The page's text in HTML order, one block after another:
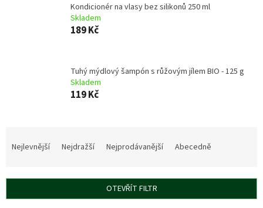
Kondicionér na vlasy bez silikonů 250 ml
Skladem
189 Kč
Tuhý mýdlový šampón s růžovým jílem BIO - 125 g
Skladem
119 Kč
í
Nejlevnější Nejdražší Nejprodávanější Abecedně
OTEVŘÍT FILTR